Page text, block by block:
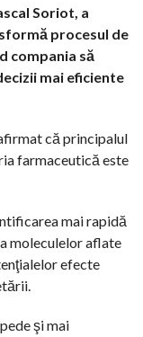
Soriot, a
procesul de
compania să
mai eficiente
că principalul
farmaceutică este
mai rapidă
moleculelor aflate
efecte
şi mai